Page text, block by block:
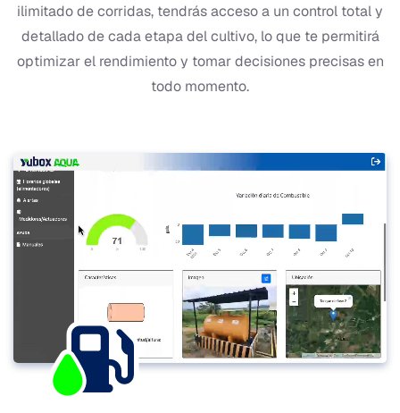
ilimitado de corridas, tendrás acceso a un control total y
detallado de cada etapa del cultivo, lo que te permitirá
optimizar el rendimiento y tomar decisiones precisas en
todo momento.